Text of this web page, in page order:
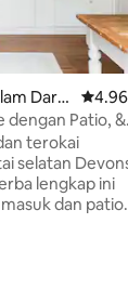
Dart
dengan Patio, &
terokai
selatan
lengkap ini
dan patio